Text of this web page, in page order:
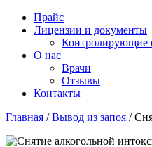
Прайс
Лицензии и документы
Контролирующие
О нас
Врачи
Отзывы
Контакты
Главная /Вывод из запоя /